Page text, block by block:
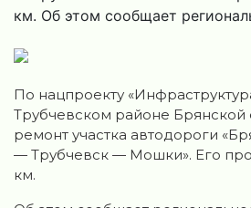
км. Об этом сообщает
По нацпроекту
Трубчевском районе Брянской
ремонт участка автодороги
— Трубчевск — Мошки». Его
км.